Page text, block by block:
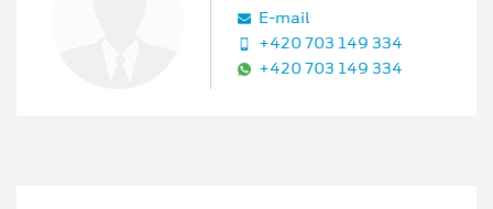
E‑mail
+420 703 149 334
+420 703 149 334